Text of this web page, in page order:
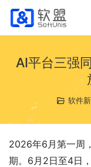
AI平台三强
软件
2026年6月第一周
期。6月2日至4日